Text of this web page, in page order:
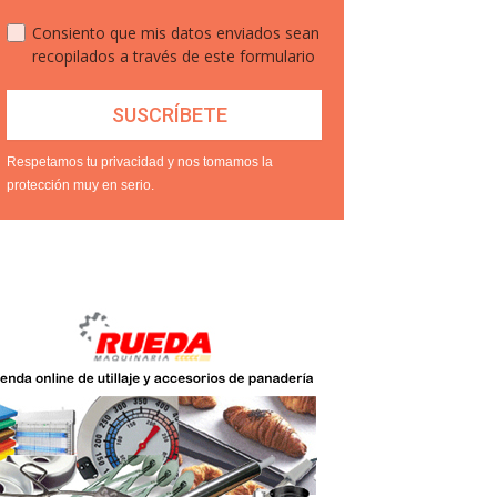
Consiento que mis datos enviados sean
recopilados a través de este formulario
Respetamos tu privacidad y nos tomamos la
protección muy en serio.